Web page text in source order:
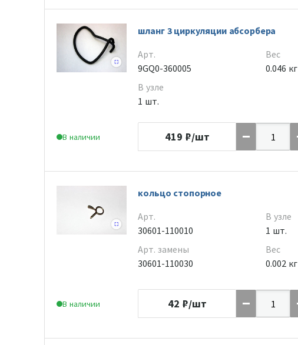
В наличии
шланг 3 циркуляции абсорбера
Арт.
9GQ0-360005
В узле
1 шт.
Вес
0.046 кг
419 ₽/шт
В наличии
кольцо стопорное
Арт.
30601-110010
Арт. замены
30601-110030
В узле
1 шт.
Вес
0.002 кг
42 ₽/шт